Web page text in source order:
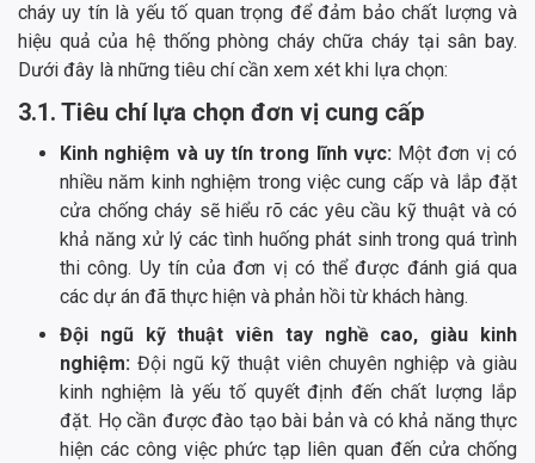
cháy uy tín là yếu tố quan trọng để đảm bảo chất lượng và
hiệu quả của hệ thống phòng cháy chữa cháy tại sân bay.
Dưới đây là những tiêu chí cần xem xét khi lựa chọn:
3.1. Tiêu chí lựa chọn đơn vị cung cấp
Kinh nghiệm và uy tín trong lĩnh vực:Một đơn vị có
nhiều năm kinh nghiệm trong việc cung cấp và lắp đặt
cửa chống cháy sẽ hiểu rõ các yêu cầu kỹ thuật và có
khả năng xử lý các tình huống phát sinh trong quá trình
thi công. Uy tín của đơn vị có thể được đánh giá qua
các dự án đã thực hiện và phản hồi từ khách hàng.
Đội ngũ kỹ thuật viên tay nghề cao, giàu kinh
nghiệm: Đội ngũ kỹ thuật viên chuyên nghiệp và giàu
kinh nghiệm là yếu tố quyết định đến chất lượng lắp
đặt. Họ cần được đào tạo bài bản và có khả năng thực
hiện các công việc phức tạp liên quan đến cửa chống